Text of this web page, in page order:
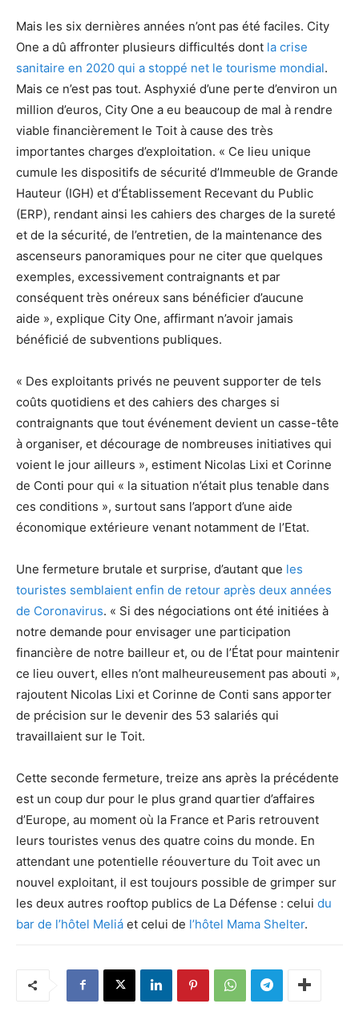
Mais les six dernières années n’ont pas été faciles. City
One a dû affronter plusieurs difficultés dont la crise
sanitaire en 2020 qui a stoppé net le tourisme mondial.
Mais ce n’est pas tout. Asphyxié d’une perte d’environ un
million d’euros, City One a eu beaucoup de mal à rendre
viable financièrement le Toit à cause des très
importantes charges d’exploitation. « Ce lieu unique
cumule les dispositifs de sécurité d’Immeuble de Grande
Hauteur (IGH) et d’Établissement Recevant du Public
(ERP), rendant ainsi les cahiers des charges de la sureté
et de la sécurité, de l’entretien, de la maintenance des
ascenseurs panoramiques pour ne citer que quelques
exemples, excessivement contraignants et par
conséquent très onéreux sans bénéficier d’aucune
aide », explique City One, affirmant n’avoir jamais
bénéficié de subventions publiques.
« Des exploitants privés ne peuvent supporter de tels
coûts quotidiens et des cahiers des charges si
contraignants que tout événement devient un casse-tête
à organiser, et décourage de nombreuses initiatives qui
voient le jour ailleurs », estiment Nicolas Lixi et Corinne
de Conti pour qui « la situation n’était plus tenable dans
ces conditions », surtout sans l’apport d’une aide
économique extérieure venant notamment de l’Etat.
Une fermeture brutale et surprise, d’autant que les
touristes semblaient enfin de retour après deux années
de Coronavirus. « Si des négociations ont été initiées à
notre demande pour envisager une participation
financière de notre bailleur et, ou de l’État pour maintenir
ce lieu ouvert, elles n’ont malheureusement pas abouti »,
rajoutent Nicolas Lixi et Corinne de Conti sans apporter
de précision sur le devenir des 53 salariés qui
travaillaient sur le Toit.
Cette seconde fermeture, treize ans après la précédente
est un coup dur pour le plus grand quartier d’affaires
d’Europe, au moment où la France et Paris retrouvent
leurs touristes venus des quatre coins du monde. En
attendant une potentielle réouverture du Toit avec un
nouvel exploitant, il est toujours possible de grimper sur
les deux autres rooftop publics de La Défense : celui du
bar de l’hôtel Meliá et celui de l’hôtel Mama Shelter.